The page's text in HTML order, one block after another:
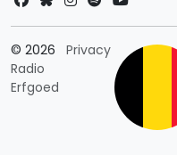
© 2026
Radio
Erfgoed
PrivacyLandkeuze